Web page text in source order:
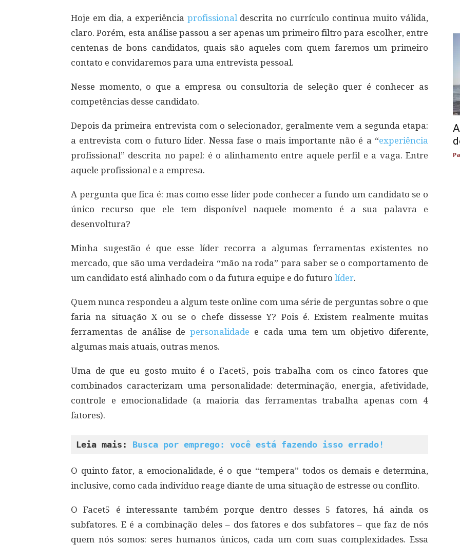
Hoje em dia, a experiência profissionaldescrita no currículo continua muito válida,
claro. Porém, esta análise passou a ser apenas um primeiro filtro para escolher, entre
centenas de bons candidatos, quais são aqueles com quem faremos um primeiro
contato e convidaremos para uma entrevista pessoal.
Nesse momento, o que a empresa ou consultoria de seleção quer é conhecer as
competências desse candidato.
Depois da primeira entrevista com o selecionador, geralmente vem a segunda etapa:
a entrevista com o futuro líder. Nessa fase o mais importante não é a “experiência
profissional” descrita no papel: é o alinhamento entre aquele perfil e a vaga. Entre
aquele profissional e a empresa.
A pergunta que fica é: mas como esse líder pode conhecer a fundo um candidato se o
único recurso que ele tem disponível naquele momento é a sua palavra e
desenvoltura?
Minha sugestão é que esse líder recorra a algumas ferramentas existentes no
mercado, que são uma verdadeira “mão na roda” para saber se o comportamento de
um candidato está alinhado com o da futura equipe e do futuro líder.
Quem nunca respondeu a algum teste online com uma série de perguntas sobre o que
faria na situação X ou se o chefe dissesse Y? Pois é. Existem realmente muitas
ferramentas de análise depersonalidade e cada uma tem um objetivo diferente,
algumas mais atuais, outras menos.
Uma de que eu gosto muito é o Facet5, pois trabalha com os cinco fatores que
combinados caracterizam uma personalidade: determinação, energia, afetividade,
controle e emocionalidade (a maioria das ferramentas trabalha apenas com 4
fatores).
Leia mais: Busca por emprego: você está fazendo isso errado!
O quinto fator, a emocionalidade, é o que “tempera” todos os demais e determina,
inclusive, como cada indivíduo reage diante de uma situação de estresse ou conflito.
O Facet5 é interessante também porque dentro desses 5 fatores, há ainda os
subfatores. E é a combinação deles – dos fatores e dos subfatores – que faz de nós
quem nós somos: seres humanos únicos, cada um com suas complexidades. Essa